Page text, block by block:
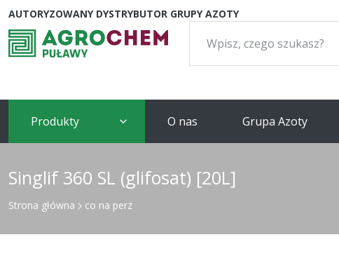
AUTORYZOWANY DYSTRYBUTOR GRUPY AZOTY
Produkty O nas Grupa Azoty
Singlif 360 SL (glifosat) [20L]
Strona główna co na perz